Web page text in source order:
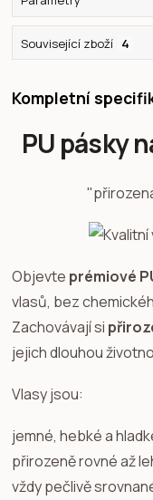
Související zboží 4
Kompletní
PU pásky
Objevte prémiové
vlasů, bez
Zachovávají si
jejich dlouhou
Vlasy jsou:
jemné, hebké a
přirozeně rovné až
vždy pečlivě